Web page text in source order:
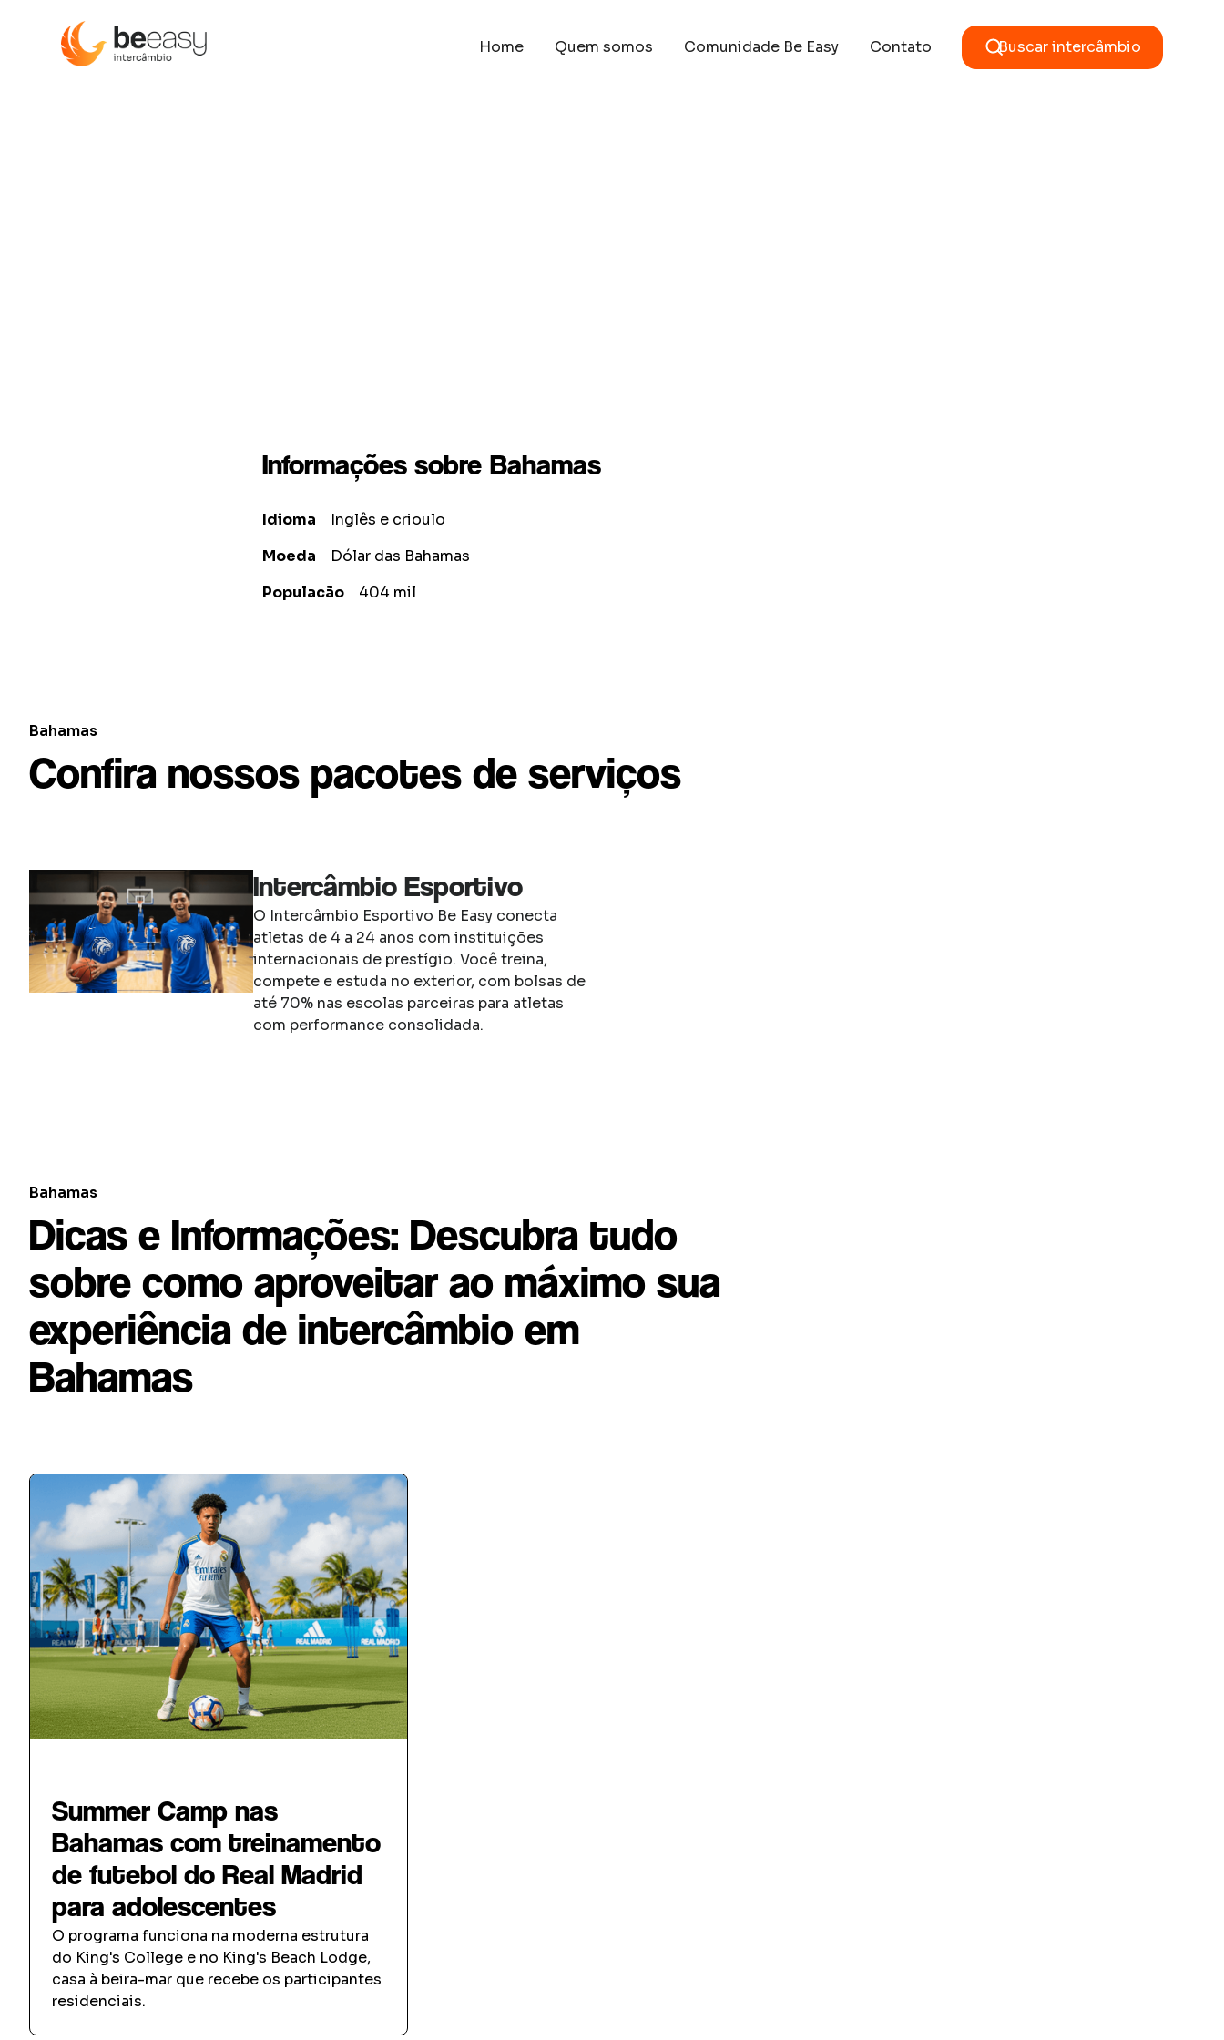
Home Quem somos Comunidade Be Easy Contato Buscar intercâmbio
Informações sobre Bahamas
Idioma
Inglês e crioulo
Moeda
Dólar das Bahamas
Populacão
404 mil
Bahamas
Confira nossos pacotes de serviços
Intercâmbio Esportivo
O Intercâmbio Esportivo Be Easy conecta
atletas de 4 a 24 anos com instituições
internacionais de prestígio. Você treina,
compete e estuda no exterior, com bolsas de
até 70% nas escolas parceiras para atletas
com performance consolidada.
Bahamas
Dicas e Informações: Descubra tudo
sobre como aproveitar ao máximo sua
experiência de intercâmbio em
Bahamas
Summer Camp nas
Bahamas com treinamento
de futebol do Real Madrid
para adolescentes
O programa funciona na moderna estrutura
do King's College e no King's Beach Lodge,
casa à beira-mar que recebe os participantes
residenciais.